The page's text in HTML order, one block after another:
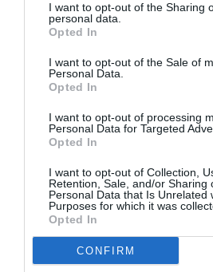
I want to opt-out of the Sharing
personal data.
Opted In
I want to opt-out of the Sale of
Personal Data.
Opted In
I want to opt-out of processing
Personal Data for Targeted
Opted In
I want to opt-out of Collection,
Retention, Sale, and/or Sharing
Personal Data that Is Unrelated
Purposes for which it was
Opted In
CONFIRM
histoire de l'aviation
LIRE
LE 10
CIEL : LE